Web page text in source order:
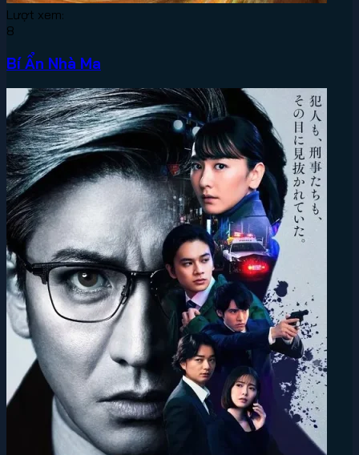
Lượt xem:
8
Bí Ẩn Nhà Ma